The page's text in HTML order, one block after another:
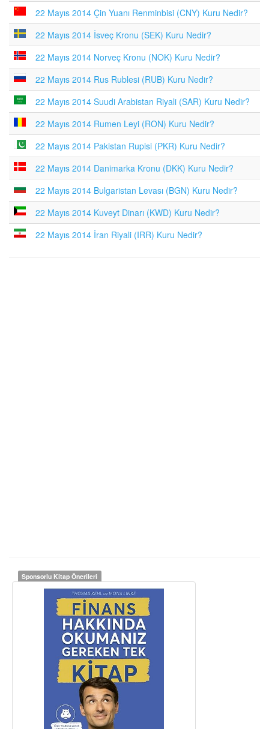
22 Mayıs 2014 Çin Yuanı Renminbisi (CNY) Kuru Nedir?
22 Mayıs 2014 İsveç Kronu (SEK) Kuru Nedir?
22 Mayıs 2014 Norveç Kronu (NOK) Kuru Nedir?
22 Mayıs 2014 Rus Rublesi (RUB) Kuru Nedir?
22 Mayıs 2014 Suudi Arabistan Riyali (SAR) Kuru Nedir?
22 Mayıs 2014 Rumen Leyi (RON) Kuru Nedir?
22 Mayıs 2014 Pakistan Rupisi (PKR) Kuru Nedir?
22 Mayıs 2014 Danimarka Kronu (DKK) Kuru Nedir?
22 Mayıs 2014 Bulgaristan Levası (BGN) Kuru Nedir?
22 Mayıs 2014 Kuveyt Dinarı (KWD) Kuru Nedir?
22 Mayıs 2014 İran Riyali (IRR) Kuru Nedir?
Sponsorlu Kitap Önerileri